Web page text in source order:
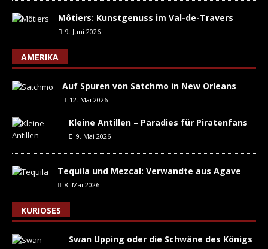
Môtiers: Kunstgenuss im Val-de-Travers
9. Juni 2026
AMERIKA
Auf Spuren von Satchmo in New Orleans
12. Mai 2026
Kleine Antillen – Paradies für Piratenfans
9. Mai 2026
Tequila und Mezcal: Verwandte aus Agave
8. Mai 2026
KURIOSES
Swan Upping oder die Schwäne des Königs